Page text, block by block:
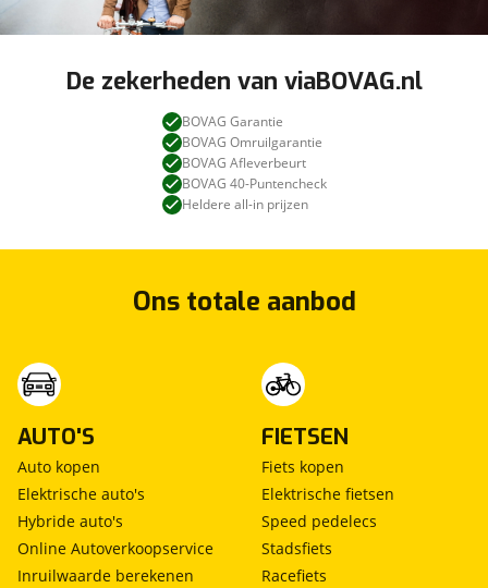
De zekerheden van viaBOVAG.nl
BOVAG Garantie
BOVAG Omruilgarantie
BOVAG Afleverbeurt
BOVAG 40-Puntencheck
Heldere all-in prijzen
Ons totale aanbod
AUTO'S
Auto kopen
Elektrische auto's
Hybride auto's
Online Autoverkoopservice
Inruilwaarde berekenen
FIETSEN
Fiets kopen
Elektrische fietsen
Speed pedelecs
Stadsfiets
Racefiets